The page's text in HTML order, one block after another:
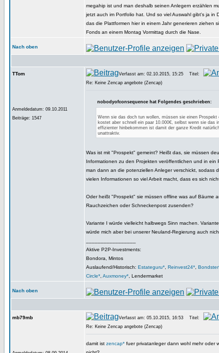
megahip ist und man deshalb seinen Anlegern erzählen
jetzt auch im Portfolio hat. Und so viel Auswahl gibt's ja in
das die Plattformen hier in einem Jahr generieren ziehen
Fonds an einem Montag Vormittag durch die Nase.
Nach oben
TTom
Anmeldedatum: 09.10.2011
Beiträge: 1547
Verfasst am: 02.10.2015, 15:25
Titel:
Re: Keine Zencap angebote (Zencap)
nobodyofconsequence hat Folgendes geschrieben:
Wenn sie das doch tun wollen, müssen sie einen Prospekt
kostet aber schnell ein paar 10.000€, selbst wenn sie das
effizienter hinbekommen ist damit der ganze Kredit
unattraktiv.
Was ist mit "Prospekt" gemeint? Heißt das, sie müssen
Informationen zu den Projekten veröffentlichen und in ein
man dann an die potenziellen Anleger verschickt, sodass
vielen Informationen so viel Arbeit macht, dass es sich
Oder heißt "Prospekt" sie müssen offline was auf Bäume
Rauchzeichen oder Schneckenpost zusenden?
Variante I würde vielleicht halbwegs Sinn machen.
würde mich aber bei unserer Neuland-Regierung auch
Aktive P2P-Investments:
Bondora, Mintos
Auslaufend/Historisch: Estateguru* Reinvest24*
Circle* Auxmoney* , Lendermarket
Nach oben
mb79mb Verfasst am: 05.10.2015, 16:53
Titel:
Re: Keine Zencap angebote (Zencap)
damit ist zencap* fuer privatanleger dann wohl mehr oder